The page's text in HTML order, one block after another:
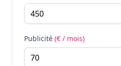
Publicité (€ / mois)